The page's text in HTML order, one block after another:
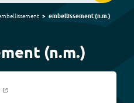
embellissement(n.m.)
(n.m.)